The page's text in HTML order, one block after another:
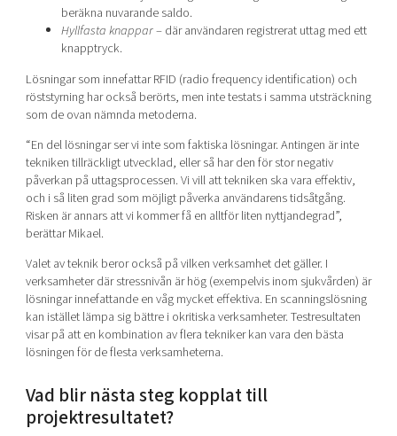
beräkna nuvarande saldo.
Hyllfasta knappar– där användaren registrerat uttag med ett
knapptryck.
Lösningar som innefattar RFID (radio frequency identification) och
röststyrning har också berörts, men inte testats i samma utsträckning
som de ovan nämnda metoderna.
“En del lösningar ser vi inte som faktiska lösningar. Antingen är inte
tekniken tillräckligt utvecklad, eller så har den för stor negativ
påverkan på uttagsprocessen. Vi vill att tekniken ska vara effektiv,
och i så liten grad som möjligt påverka användarens tidsåtgång.
Risken är annars att vi kommer få en alltför liten nyttjandegrad”,
berättar Mikael.
Valet av teknik beror också på vilken verksamhet det gäller. I
verksamheter där stressnivån är hög (exempelvis inom sjukvården) är
lösningar innefattande en våg mycket effektiva. En scanningslösning
kan istället lämpa sig bättre i okritiska verksamheter. Testresultaten
visar på att en kombination av flera tekniker kan vara den bästa
lösningen för de flesta verksamheterna.
Vad blir nästa steg kopplat till
projektresultatet?